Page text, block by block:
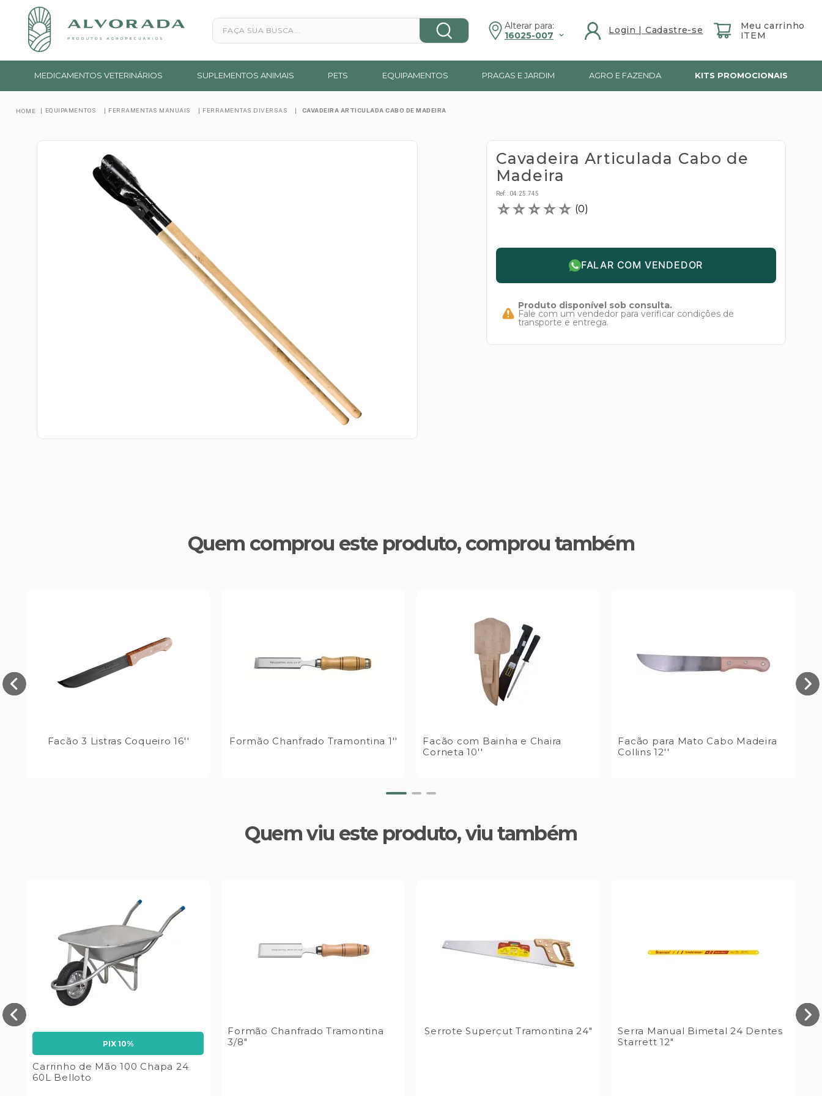
Faça sua busca...
Alterar para:
16025-007
MEDICAMENTOS VETERINÁRIOS SUPLEMENTOS ANIMAIS PETS EQUIPAMENTOS PRAGAS E JARDIM AGRO E FAZENDA KITS PROMOCIONAIS
EQUIPAMENTOS FERRAMENTAS MANUAIS FERRAMENTAS DIVERSAS CAVADEIRA ARTICULADA CABO DE MADEIRA
Cavadeira Articulada Cabo de
Madeira
Ref: : 04.25.745
☆☆☆☆☆ (0)
FALAR COM VENDEDOR
Produto disponível sob consulta.
Fale com um vendedor para verificar condições de
transporte e entrega.
Quem comprou este produto, comprou também
Facão 3 Listras Coqueiro 16'' Formão Chanfrado Tramontina 1''
Facão com Bainha e Chaira
Corneta 10''
Facão para Mato Cabo Madeira
Collins 12''
Quem viu este produto, viu também
PIX 10%
Carrinho de Mão 100 Chapa 24
60L Belloto
Formão Chanfrado Tramontina
3/8"
Serrote Supercut Tramontina 24"
Serra Manual Bimetal 24 Dentes
Starrett 12"